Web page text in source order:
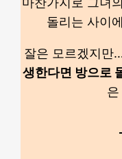
돌리는 사이
잘은 모르겠지만
생한다면 방으로